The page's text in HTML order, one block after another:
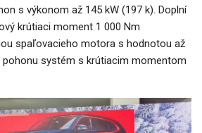
s výkonom až 145 kW (197 k). Doplní
krútiaci moment 1 000 Nm
spaľovacieho motora s hodnotou až
pohonu systém s krútiacim momentom